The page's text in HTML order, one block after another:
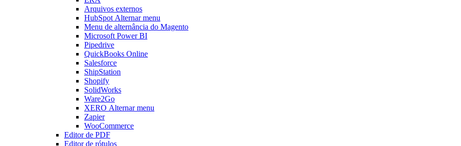
Arquivos externos
HubSpot Alternar menu
Menu de alternância do Magento
Microsoft Power BI
Pipedrive
QuickBooks Online
Salesforce
ShipStation
Shopify
SolidWorks
Ware2Go
XERO Alternar menu
Zapier
WooCommerce
Editor de PDF
Editor de rótulos